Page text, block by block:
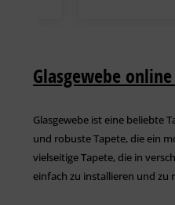
Glasgewebe
Glasgewebe ist eine beliebte
und robuste Tapete, die ein
vielseitige Tapete, die in
einfach zu installieren und zu